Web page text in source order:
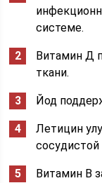
системе.
Витамин Д
ткани.
Йод
Летицин
Витамин В